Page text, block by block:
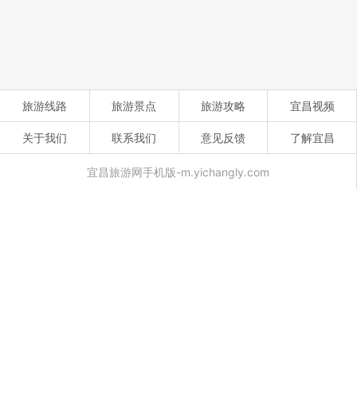
旅游线路 旅游景点 旅游攻略 宜昌视频
关于我们 联系我们 意见反馈 了解宜昌
宜昌旅游网手机版-m.yichangly.com